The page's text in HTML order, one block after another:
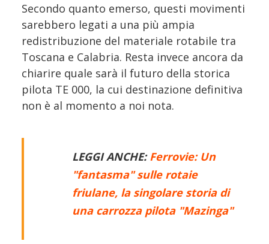
Secondo quanto emerso, questi movimenti
sarebbero legati a una più ampia
redistribuzione del materiale rotabile tra
Toscana e Calabria. Resta invece ancora da
chiarire quale sarà il futuro della storica
pilota TE 000, la cui destinazione definitiva
non è al momento a noi nota.
LEGGI ANCHE: Ferrovie: Un
"fantasma" sulle rotaie
friulane, la singolare storia di
una carrozza pilota "Mazinga"